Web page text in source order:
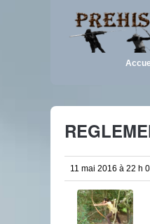
11 mai 2016 à 22 h